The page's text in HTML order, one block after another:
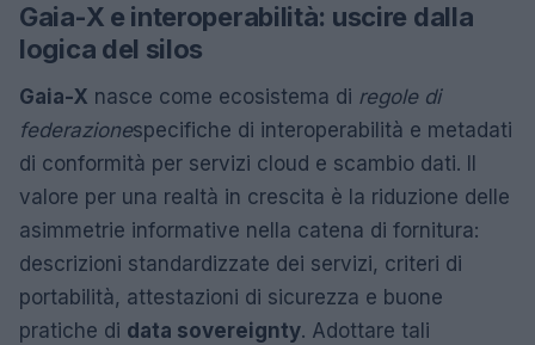
Gaia-X e interoperabilità: uscire dalla
logica del silos
Gaia-X nasce come ecosistema di regole di
federazionespecifiche di interoperabilità e metadati
di conformità per servizi cloud e scambio dati. Il
valore per una realtà in crescita è la riduzione delle
asimmetrie informative nella catena di fornitura:
descrizioni standardizzate dei servizi, criteri di
portabilità, attestazioni di sicurezza e buone
pratiche di data sovereignty. Adottare tali